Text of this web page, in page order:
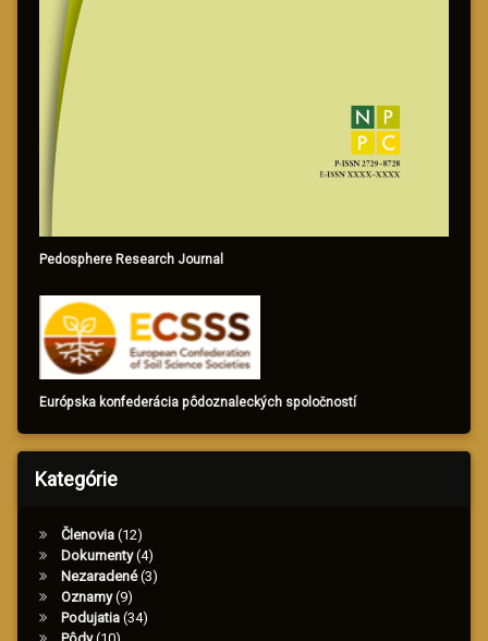
Pedosphere Research Journal
Európska konfederácia pôdoznaleckých spoločností
Kategórie
Členovia (12)
Dokumenty(4)
Nezaradené(3)
Oznamy(9)
Podujatia (34)